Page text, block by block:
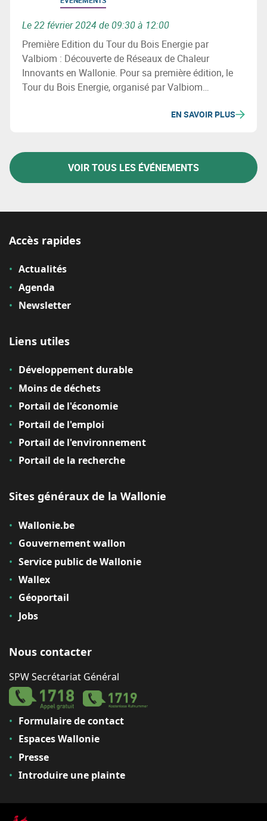
Le 22 février 2024 de 09:30 à 12:00
Première Edition du Tour du Bois Energie par
Valbiom : Découverte de Réseaux de Chaleur
Innovants en Wallonie. Pour sa première édition, le
Tour du Bois Energie, organisé par Valbiom
sites qui ont développé un réseau de chaleur en
EN SAVOIR PLUS
VOIR TOUS LES ÉVÉNEMENTS
Accès rapides
Actualités
Agenda
Newsletter
Liens utiles
Développement durable
Moins de déchets
Portail de l'économie
Portail de l'emploi
Portail de l'environnement
Portail de la recherche
Sites généraux de la Wallonie
Wallonie.be
Gouvernement wallon
Service public de Wallonie
Wallex
Géoportail
Jobs
Nous contacter
SPW Secrétariat Général
Formulaire de contact
Espaces Wallonie
Presse
Introduire une plainte